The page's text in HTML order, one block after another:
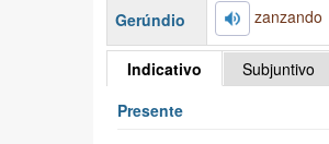
Gerúndio zanzando
Indicativo Subjuntivo
Presente